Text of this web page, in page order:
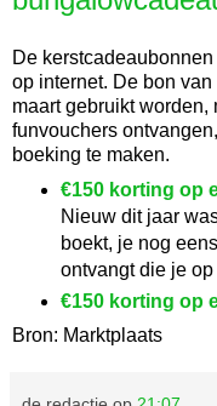
De
op internet. De bon
maart gebruikt worden,
funvouchers
boeking te maken.
€150 korting op
Nieuw dit jaar
boekt, je nog
ontvangt die je
€150 korting op
Bron: Marktplaats